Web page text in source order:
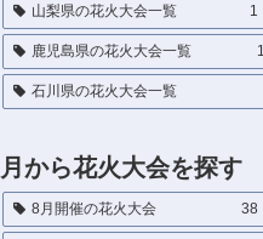
山梨県の花火大会一覧 1
鹿児島県の花火大会一覧 1
石川県の花火大会一覧
月から花火大会を探す
8月開催の花火大会 38